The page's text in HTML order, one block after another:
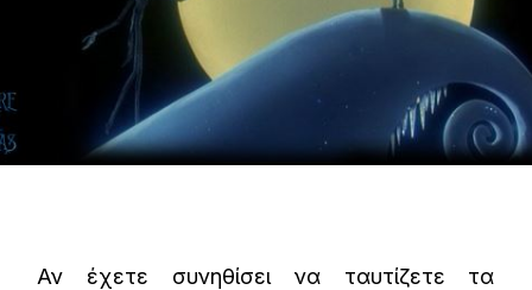
Αν έχετε συνηθίσει να ταυτίζετε τα